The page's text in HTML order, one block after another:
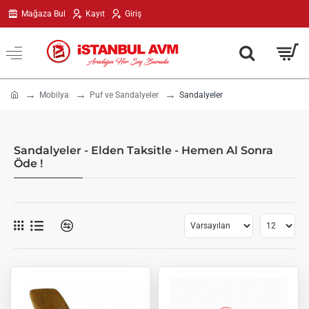
Mağaza Bul Kayıt Giriş
Mobilya Puf ve Sandalyeler Sandalyeler
Sandalyeler - Elden Taksitle - Hemen Al Sonra
Öde !